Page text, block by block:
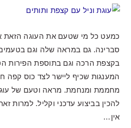
כמעט כל מי שטעם את העוגה הזאת
סברינה. גם במראה שלה וגם
בקצפת הרכה וגם בתוספת הפירות
המענגות שכיף ליישר לצד כוס קפה
מחממת ומנחמת. מראה וטעם של
להכין בביצוע עדכני וקליל. למרות
אין…